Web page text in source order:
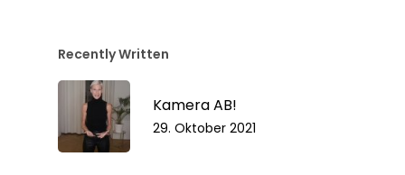
Recently Written
Kamera AB!
29. Oktober 2021